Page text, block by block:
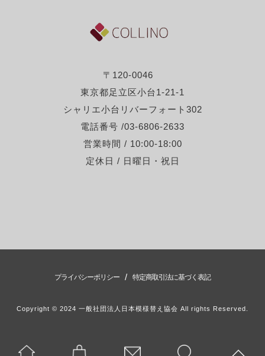
〒120-0046
東京都足立区小台1-21-1
シャリエ小台リバーフォート302
電話番号 /03-6806-2633
営業時間 / 10:00-18:00
定休日 / 日曜日・祝日
プライバシーポリシー / 特定商取引法に基づく表記
Copyright © 2024 一般社団法人日本模様替え協会 All rights Reserved.